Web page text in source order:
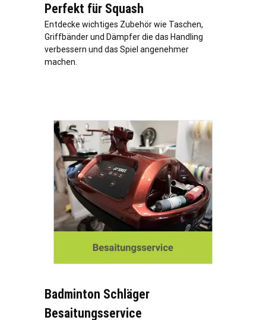
Perfekt für Squash
Entdecke wichtiges Zubehör wie Taschen,
Griffbänder und Dämpfer die das Handling
verbessern und das Spiel angenehmer
machen.
Badminton Schläger
Besaitungsservice